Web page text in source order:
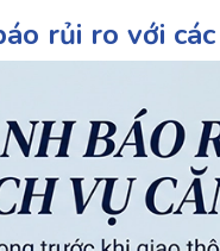
rủi ro với